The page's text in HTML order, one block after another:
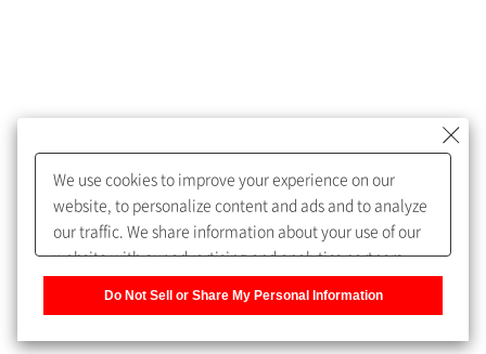
めします。
My SHIMADZU for Analyticalへ登録いただくと、技術情報や
取扱説明書・Webinarなどの閲覧ができます。
うになります。
We use cookies to improve your experience on our
website, to personalize content and ads and to analyze
our traffic. We share information about your use of our
website with our advertising and analytics partners,
Do Not Sell or Share My Personal Information